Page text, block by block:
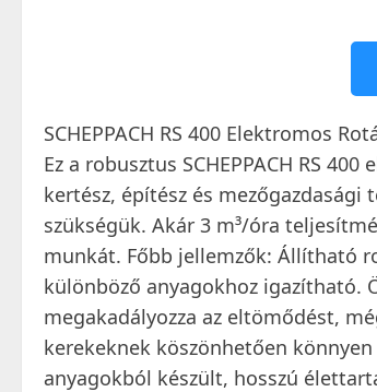
SCHEPPACH RS 400 Elektromos
Ez a robusztus SCHEPPACH RS
kertész, építész és
szükségük. Akár 3 m³/óra
munkát. Főbb jellemzők: Állítható
különböző anyagokhoz igazítható.
megakadályozza az eltömődést,
kerekeknek köszönhetően
anyagokból készült, hosszú